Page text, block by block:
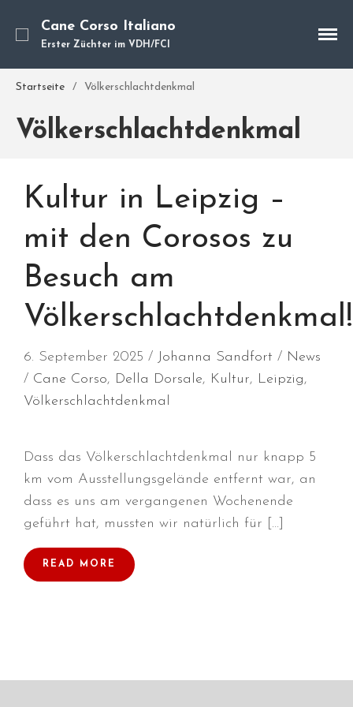
Unsere Hunde
Würfe
Über mich
Kontakt
in Hallbergmoos (D)!
Voller Erfolg in Arnhem (NL)!
Zino Della Dorsale sucht ein
neues Zuhause!
Cane Corso Italiano
Erster Züchter im VDH/FCI
Startseite / Völkerschlachtdenkmal
Völkerschlachtdenkmal
Kultur in Leipzig –
mit den Corosos zu
Besuch am
Völkerschlachtdenkmal!
6. September 2025 Johanna Sandfort
News
Cane Corso, Della Dorsale, Kultur, Leipzig,
Völkerschlachtdenkmal
Dass das Völkerschlachtdenkmal nur knapp 5
km vom Ausstellungsgelände entfernt war, an
dass es uns am vergangenen Wochenende
geführt hat, mussten wir natürlich für […]
READ MORE